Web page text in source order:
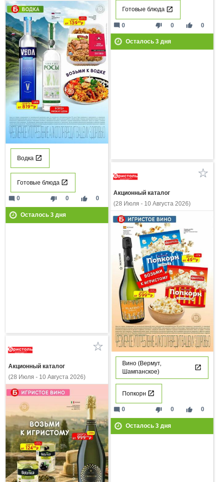
Готовые блюда
thumb_down 0 thumb_up 0
mode_comment 0
Осталось 3дня
Водка
Готовые блюда
thumb_down 0 thumb_up 0
mode_comment 0
Осталось 3дня
Акционный каталог
(28 Июля - 10 Августа 2026)
Вино (Вермут,
Шампанское)
Попкорн
thumb_down 0 thumb_up 0
mode_comment 0
Осталось 3дня
Акционный каталог
(28 Июля - 10 Августа 2026)